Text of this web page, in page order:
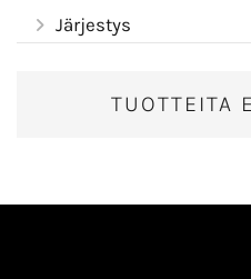
Järjestys
TUOTTEITA